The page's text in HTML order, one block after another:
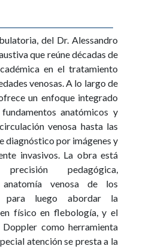
del Dr. Alessandro
que reúne décadas de
en el tratamiento
venosas. A lo largo de
un enfoque integrado
anatómicos y
venosa hasta las
diagnóstico por imágenes y
invasivos. La obra está
pedagógica,
venosa de los
para luego abordar la
físico en flebología, y el
como herramienta
atención se presta a la